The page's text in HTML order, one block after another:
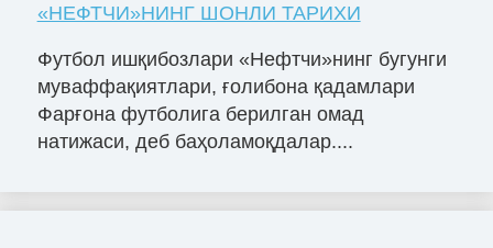
«НЕФТЧИ»НИНГ ШОНЛИ ТАРИХИ
Футбол ишқибозлари «Нефтчи»нинг бугунги
муваффақиятлари, ғолибона қадамлари
Фарғона футболига берилган омад
натижаси, деб баҳоламоқдалар....